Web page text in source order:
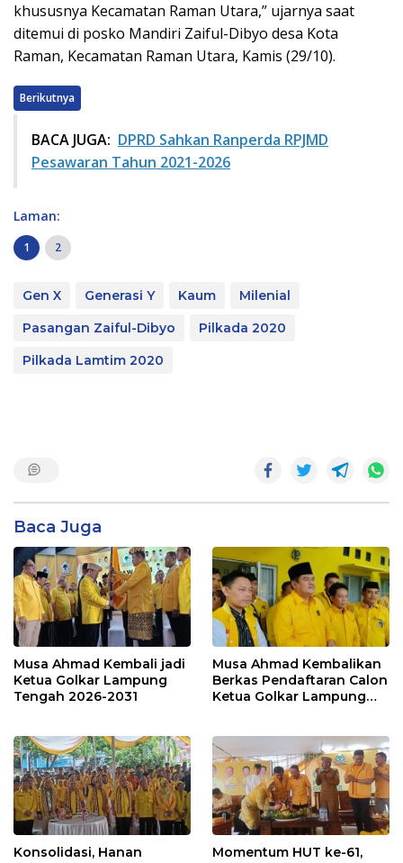
khususnya Kecamatan Raman Utara,” ujarnya saat
ditemui di posko Mandiri Zaiful-Dibyo desa Kota
Raman, Kecamatan Raman Utara, Kamis (29/10).
Berikutnya
BACA JUGA: DPRD Sahkan Ranperda RPJMD
Pesawaran Tahun 2021-2026
Laman:
1 2
Gen X Generasi Y Kaum
Milenial
Pasangan Zaiful-Dibyo
Pilkada 2020
Pilkada Lamtim 2020
Baca Juga
Musa Ahmad Kembali jadi
Ketua Golkar Lampung
Tengah 2026-2031
Musa Ahmad Kembalikan
Berkas Pendaftaran Calon
Ketua Golkar Lampung
Konsolidasi, Hanan
Momentum HUT ke-61,